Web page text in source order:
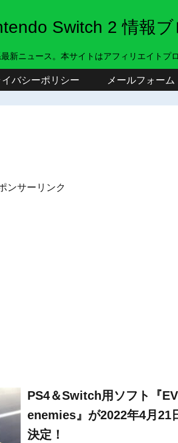
Switch 2 情報ブ
新ニュース。本サイトはアフィリエイトプ
バシーポリシー メールフォーム
ンサーリンク
PS4＆Switch用ソフト『
enemies』が2022年4月21
決定！